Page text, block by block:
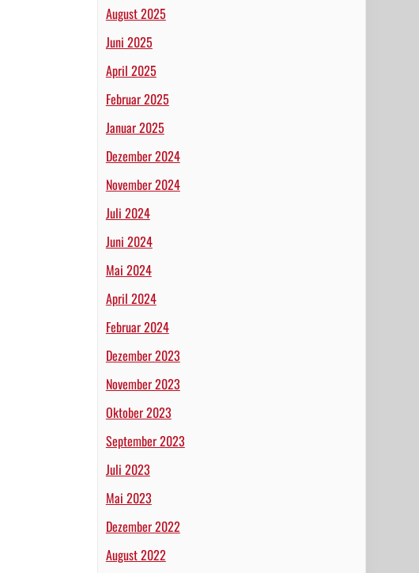
August 2025
Juni 2025
April 2025
Februar 2025
Januar 2025
Dezember 2024
November 2024
Juli 2024
Juni 2024
Mai 2024
April 2024
Februar 2024
Dezember 2023
November 2023
Oktober 2023
September 2023
Juli 2023
Mai 2023
Dezember 2022
August 2022